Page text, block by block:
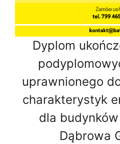
Dyplom
uprawnionego
charakterystyk
dla
Dąbrowa